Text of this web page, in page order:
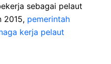
sebagai pelaut
2015, pemerintah
kerja pelaut